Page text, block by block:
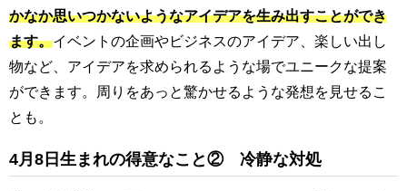
かなか思いつかないようなアイデアを生み出すことができ
ます。イベントの企画やビジネスのアイデア、楽しい出し
物など、アイデアを求められるような場でユニークな提案
ができます。周りをあっと驚かせるような発想を見せるこ
とも。
4月8日生まれの得意なこと② 冷静な対処